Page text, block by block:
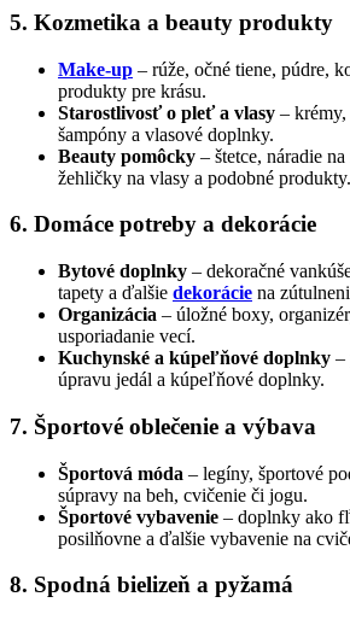
5. Kozmetika a beauty produkty
Make-up – rúže, očné tiene, púdre,
produkty pre krásu.
Starostlivosť o pleť a vlasy – krémy,
šampóny a vlasové doplnky.
Beauty pomôcky – štetce, náradie
žehličky na vlasy a podobné produkty.
6. Domáce potreby a dekorácie
Bytové doplnky – dekoračné
tapety a ďalšie dekorácie na
Organizácia – úložné boxy,
usporiadanie vecí.
Kuchynské a kúpeľňové doplnky –
úpravu jedál a kúpeľňové doplnky.
7. Športové oblečenie a výbava
Športová móda – legíny, športové
súpravy na beh, cvičenie či jogu.
Športové vybavenie – doplnky ako
posilňovne a ďalšie vybavenie na
8. Spodná bielizeň a pyžamá